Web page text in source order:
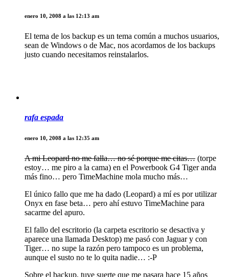
enero 10, 2008 a las 12:13 am
El tema de los backup es un tema común a muchos usuarios,
sean de Windows o de Mac, nos acordamos de los backups
justo cuando necesitamos reinstalarlos.
rafa espada
enero 10, 2008 a las 12:35 am
A mi Leopard no me falla… no sé porque me citas… (torpe
estoy… me piro a la cama) en el Powerbook G4 Tiger anda
más fino… pero TimeMachine mola mucho más…
El único fallo que me ha dado (Leopard) a mí es por utilizar
Onyx en fase beta… pero ahí estuvo TimeMachine para
sacarme del apuro.
El fallo del escritorio (la carpeta escritorio se desactiva y
aparece una llamada Desktop) me pasó con Jaguar y con
Tiger… no supe la razón pero tampoco es un problema,
aunque el susto no te lo quita nadie… :-P
Sobre el backup, tuve suerte que me pasara hace 15 años